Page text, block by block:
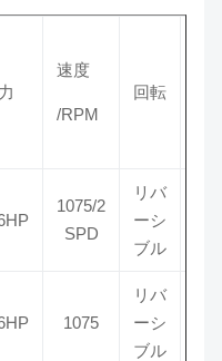
力
速度
/RPM
回転
1075/2
SPD
リバ
ーシ
ブル
1075
リバ
ーシ
ブル